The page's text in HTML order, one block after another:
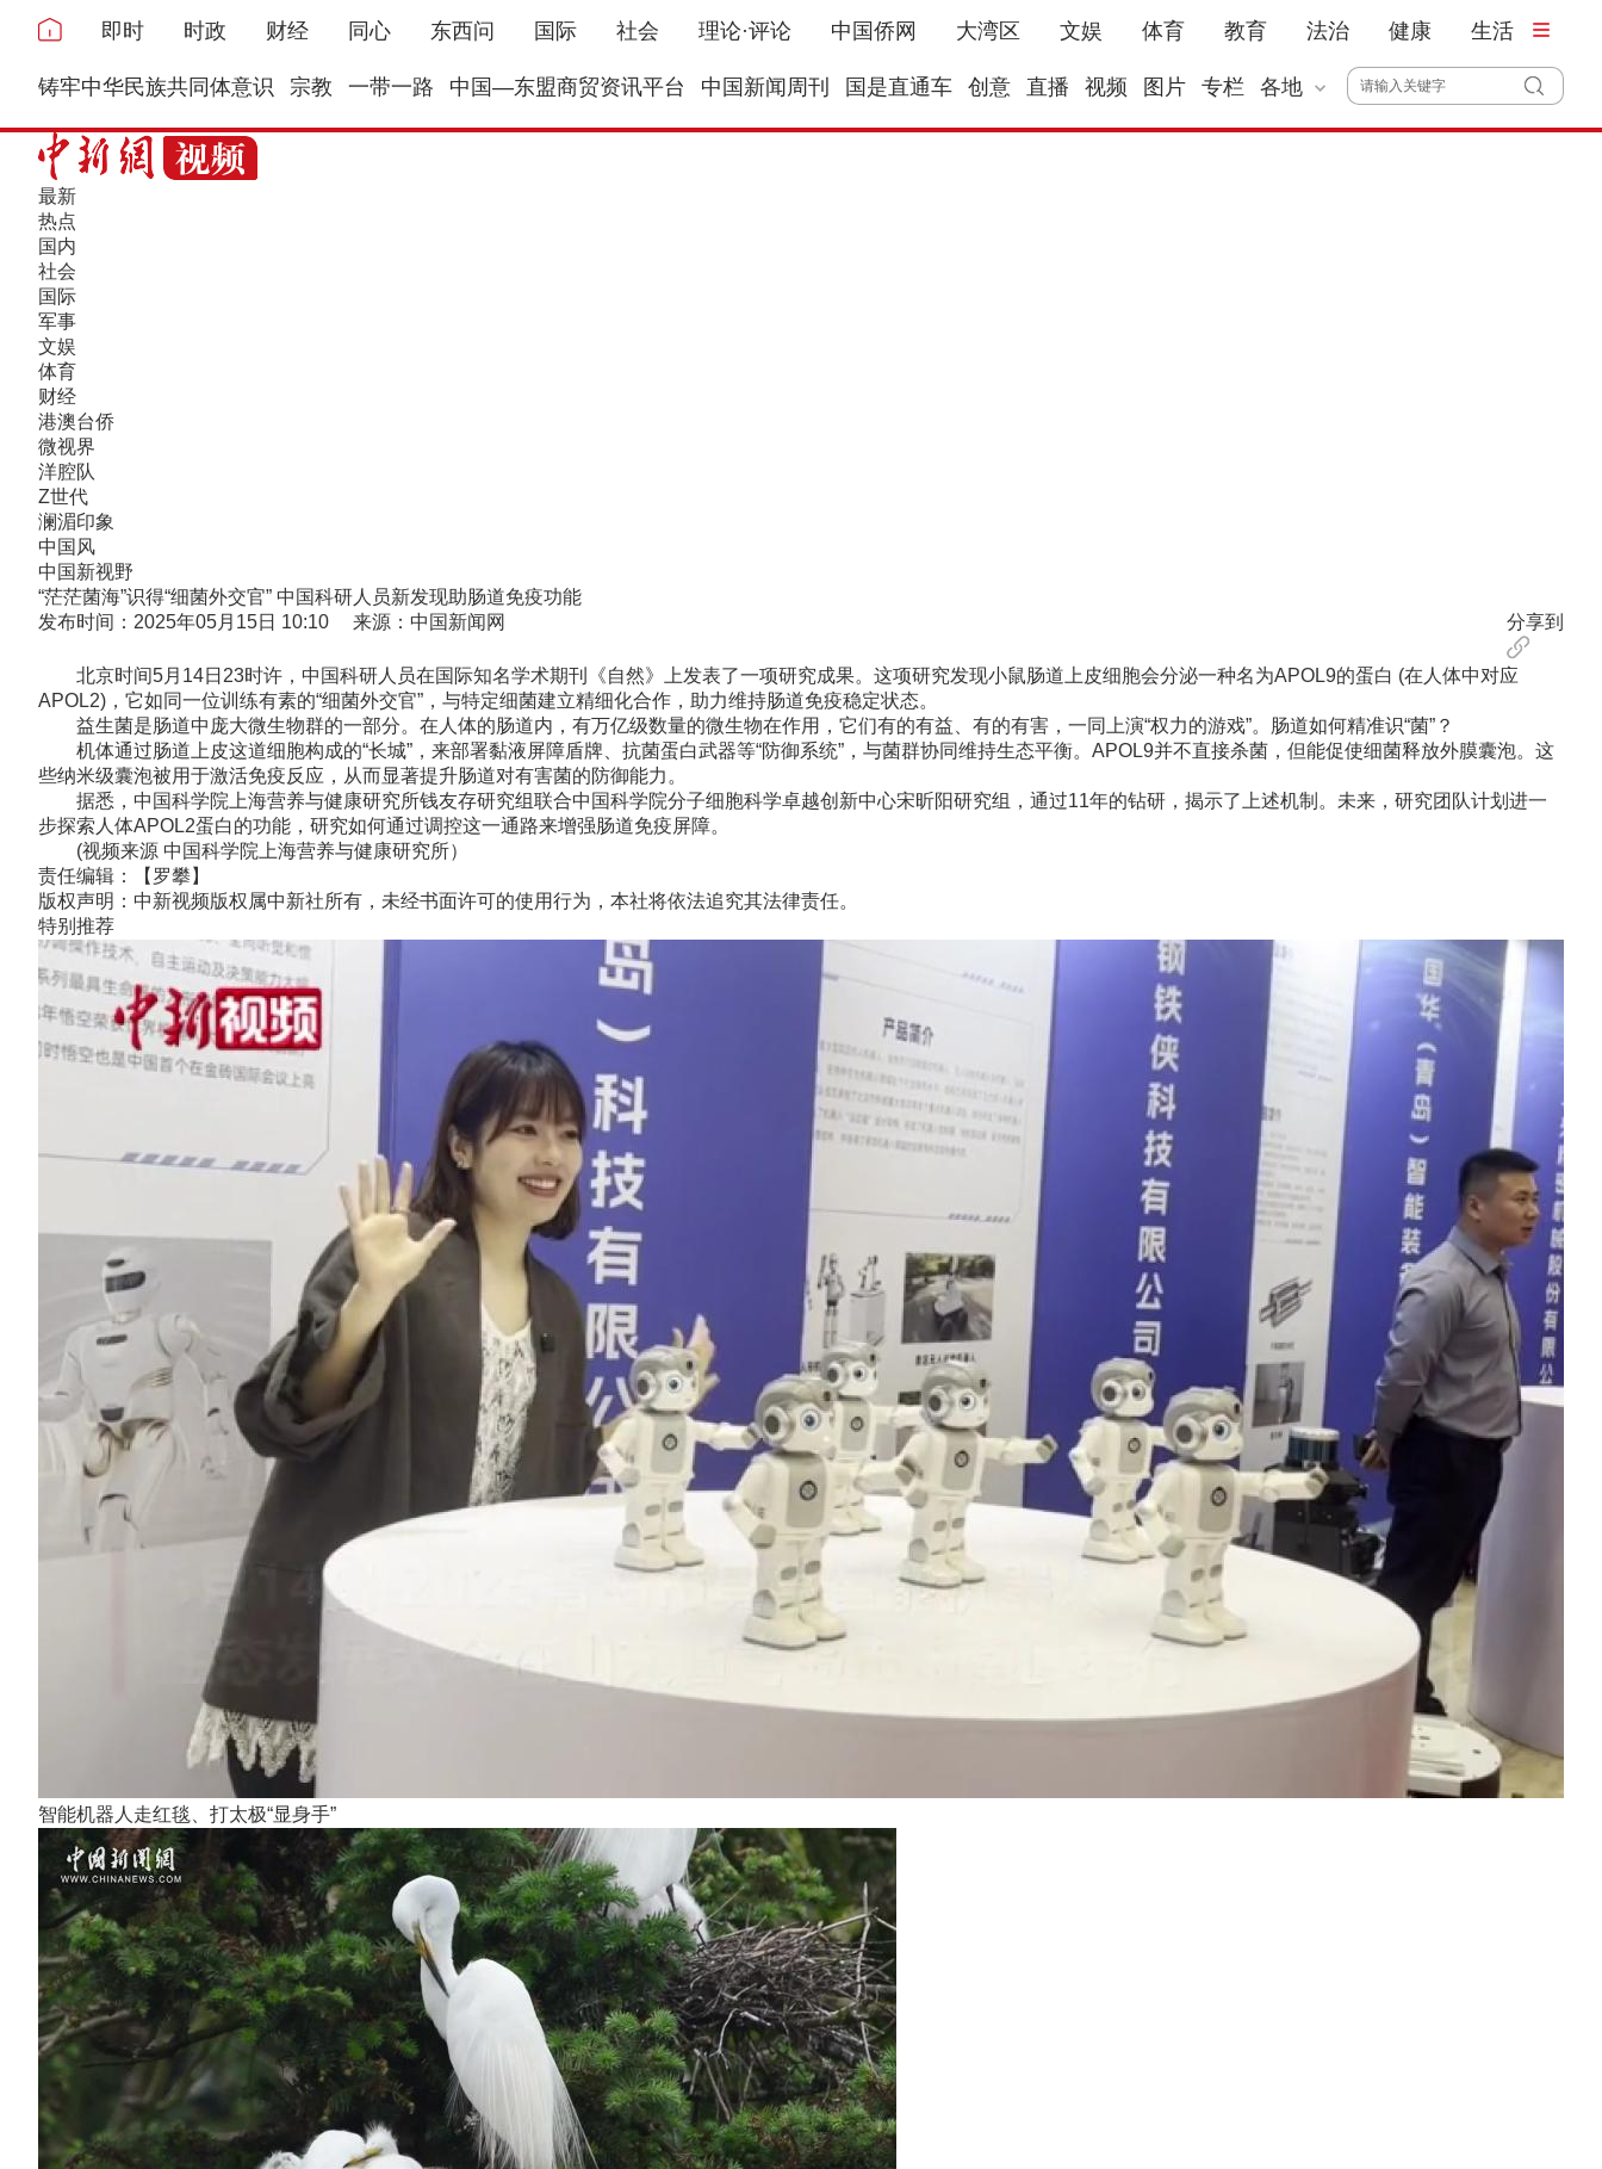
即时 时政 财经 同心 东西问 国际 社会 理论·评论 中国侨网 大湾区 文娱 体育 教育 法治 健康 生活
铸牢中华民族共同体意识 宗教 一带一路 中国—东盟商贸资讯平台 中国新闻周刊 国是直通车 创意 直播 视频 图片 专栏 各地
最新
热点
国内
社会
国际
军事
文娱
体育
财经
港澳台侨
微视界
洋腔队
Z世代
澜湄印象
中国风
中国新视野
“茫茫菌海”识得“细菌外交官” 中国科研人员新发现助肠道免疫功能
发布时间：2025年05月15日 10:10 来源：中国新闻网
分享到
北京时间5月14日23时许，中国科研人员在国际知名学术期刊《自然》上发表了一项研究成果。这项研究发现小鼠肠道上皮细胞会分泌一种名为APOL9的蛋白 (在人体中对应
APOL2)，它如同一位训练有素的“细菌外交官”，与特定细菌建立精细化合作，助力维持肠道免疫稳定状态。
益生菌是肠道中庞大微生物群的一部分。在人体的肠道内，有万亿级数量的微生物在作用，它们有的有益、有的有害，一同上演“权力的游戏”。肠道如何精准识“菌”？
机体通过肠道上皮这道细胞构成的“长城”，来部署黏液屏障盾牌、抗菌蛋白武器等“防御系统”，与菌群协同维持生态平衡。APOL9并不直接杀菌，但能促使细菌释放外膜囊泡。这
些纳米级囊泡被用于激活免疫反应，从而显著提升肠道对有害菌的防御能力。
据悉，中国科学院上海营养与健康研究所钱友存研究组联合中国科学院分子细胞科学卓越创新中心宋昕阳研究组，通过11年的钻研，揭示了上述机制。未来，研究团队计划进一
步探索人体APOL2蛋白的功能，研究如何通过调控这一通路来增强肠道免疫屏障。
(视频来源 中国科学院上海营养与健康研究所）
责任编辑：【罗攀】
版权声明：中新视频版权属中新社所有，未经书面许可的使用行为，本社将依法追究其法律责任。
特别推荐
智能机器人走红毯、打太极“显身手”